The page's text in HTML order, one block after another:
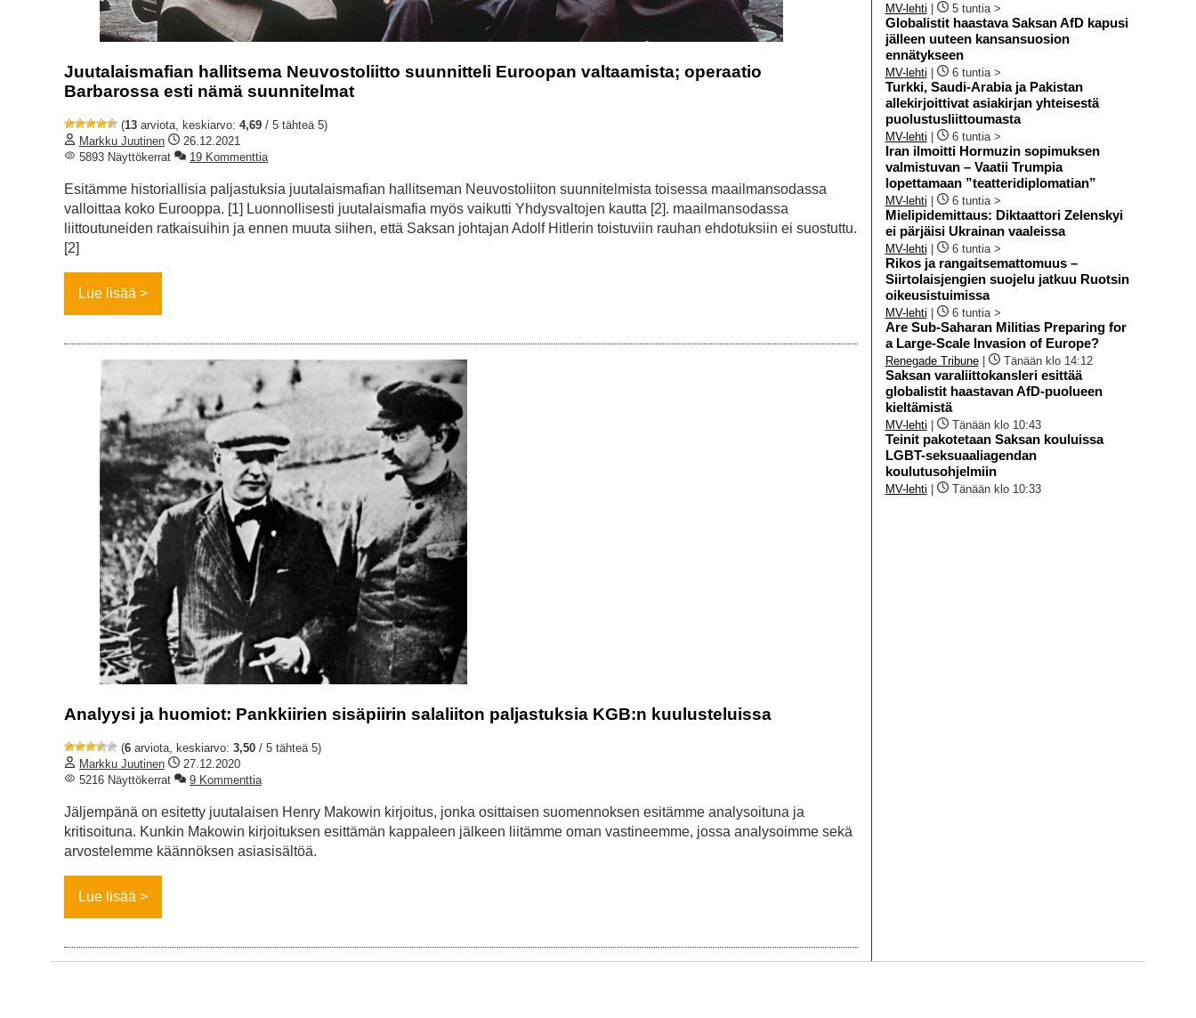
Juutalaismafian hallitsema Neuvostoliitto suunnitteli Euroopan valtaamista; operaatio
Barbarossa esti nämä suunnitelmat
(13 arviota, keskiarvo: 4,69 / 5 tähteä 5)
Markku Juutinen
26.12.2021
5893 Näyttökerrat
19 Kommenttia
Esitämme historiallisia paljastuksia juutalaismafian hallitseman Neuvostoliiton suunnitelmista toisessa maailmansodassa
valloittaa koko Eurooppa. [1] Luonnollisesti juutalaismafia myös vaikutti Yhdysvaltojen kautta [2]. maailmansodassa
liittoutuneiden ratkaisuihin ja ennen muuta siihen, että Saksan johtajan Adolf Hitlerin toistuviin rauhan ehdotuksiin ei suostuttu.
[2]
Lue lisää
Analyysi ja huomiot: Pankkiirien sisäpiirin salaliiton paljastuksia KGB:n kuulusteluissa
(6 arviota, keskiarvo: 3,50 / 5 tähteä 5)
Markku Juutinen
27.12.2020
5216 Näyttökerrat
9 Kommenttia
Jäljempänä on esitetty juutalaisen Henry Makowin kirjoitus, jonka osittaisen suomennoksen esitämme analysoituna ja
kritisoituna. Kunkin Makowin kirjoituksen esittämän kappaleen jälkeen liitämme oman vastineemme, jossa analysoimme sekä
arvostelemme käännöksen asiasisältöä.
Lue lisää
MV-lehti 5 tuntia >
Globalistit haastava Saksan AfD kapusi
jälleen uuteen kansansuosion
ennätykseen
MV-lehti 6 tuntia >
Turkki, Saudi-Arabia ja Pakistan
allekirjoittivat asiakirjan yhteisestä
puolustusliittoumasta
MV-lehti 6 tuntia >
Iran ilmoitti Hormuzin sopimuksen
valmistuvan – Vaatii Trumpia
lopettamaan ”teatteridiplomatian”
MV-lehti 6 tuntia >
Mielipidemittaus: Diktaattori Zelenskyi
ei pärjäisi Ukrainan vaaleissa
MV-lehti 6 tuntia >
Rikos ja rangaitsemattomuus –
Siirtolaisjengien suojelu jatkuu Ruotsin
oikeusistuimissa
MV-lehti 6 tuntia >
Are Sub-Saharan Militias Preparing for
a Large-Scale Invasion of Europe?
Renegade Tribune| Tänään klo 14:12
Saksan varaliittokansleri esittää
globalistit haastavan AfD-puolueen
kieltämistä
MV-lehti Tänään klo 10:43
Teinit pakotetaan Saksan kouluissa
LGBT-seksuaaliagendan
koulutusohjelmiin
MV-lehti Tänään klo 10:33